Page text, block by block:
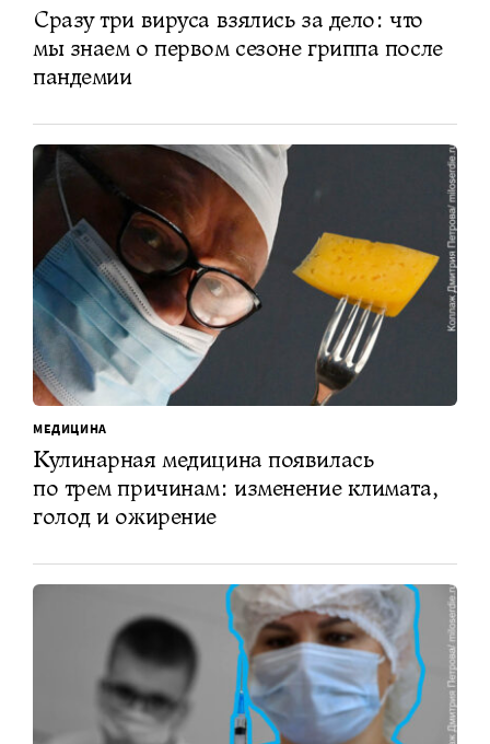
Сразу три вируса взялись за дело: что
мы знаем о первом сезоне гриппа после
пандемии
МЕДИЦИНА
Кулинарная медицина появилась
по трем причинам: изменение климата,
голод и ожирение